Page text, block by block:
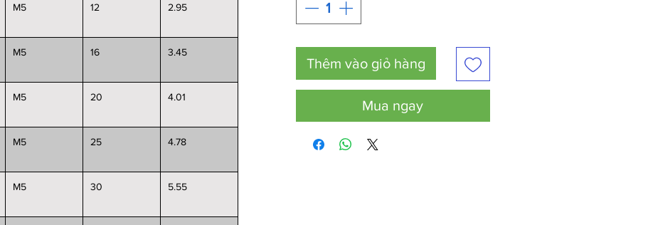
M5 12 2.95
M5 16 3.45
M5 20 4.01
M5 25 4.78
M5 30 5.55
Thêm vào giỏ hàng
Mua ngay